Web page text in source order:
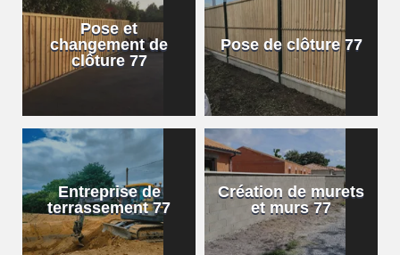
Pose et
changement de
clôture 77
Pose de clôture 77
Entreprise de
terrassement 77
Création de murets
et murs 77